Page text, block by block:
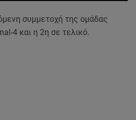
συμμετοχή της ομάδας
4 και η 2η σε τελικό.